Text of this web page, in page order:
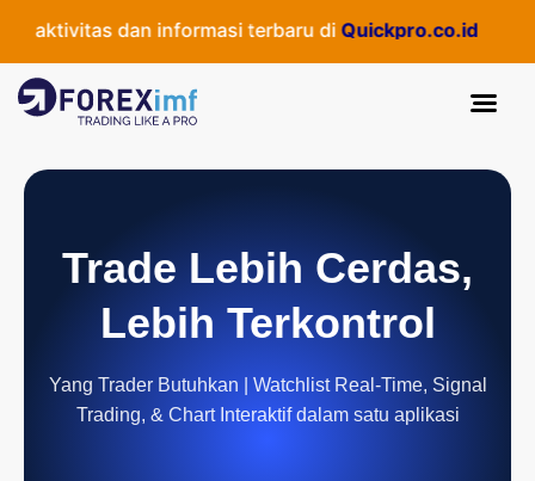
aktivitas dan informasi terbaru diQuickpro.co.id
Trade Lebih Cerdas,
Lebih Terkontrol
Yang Trader Butuhkan | Watchlist Real-Time, Signal
Trading, & Chart Interaktif dalam satu aplikasi